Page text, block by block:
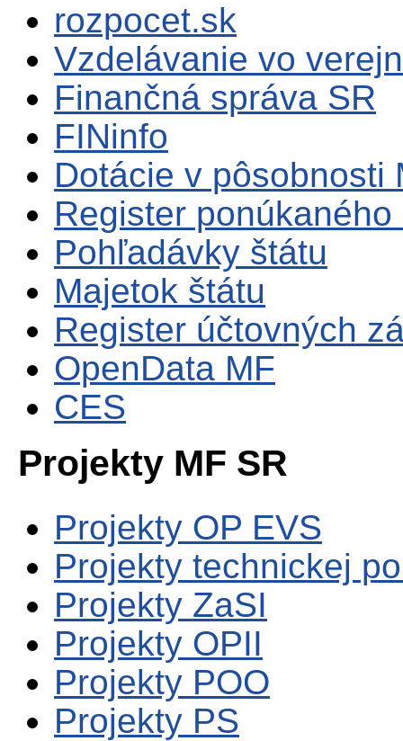
rozpocet.sk
Vzdelávanie vo
Finančná správa SR
FINinfo
Dotácie v pôsobnosti
Register
Pohľadávky štátu
Majetok štátu
Register účtovných
OpenData MF
CES
Projekty MF SR
Projekty OP EVS
Projekty technickej
Projekty ZaSI
Projekty OPII
Projekty POO
Projekty PS